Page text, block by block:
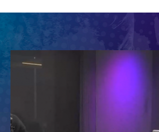
Señal 2
Tendencias
Dato en Pauta